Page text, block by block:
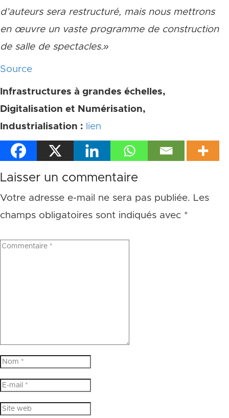
d’auteurs sera restructuré, mais nous mettrons
en œuvre un vaste programme de construction
de salle de spectacles.»
Source
Infrastructures à grandes échelles,
Digitalisation et Numérisation,
Industrialisation : lien
Laisser un commentaire
Votre adresse e-mail ne sera pas publiée. Les
champs obligatoires sont indiqués avec *